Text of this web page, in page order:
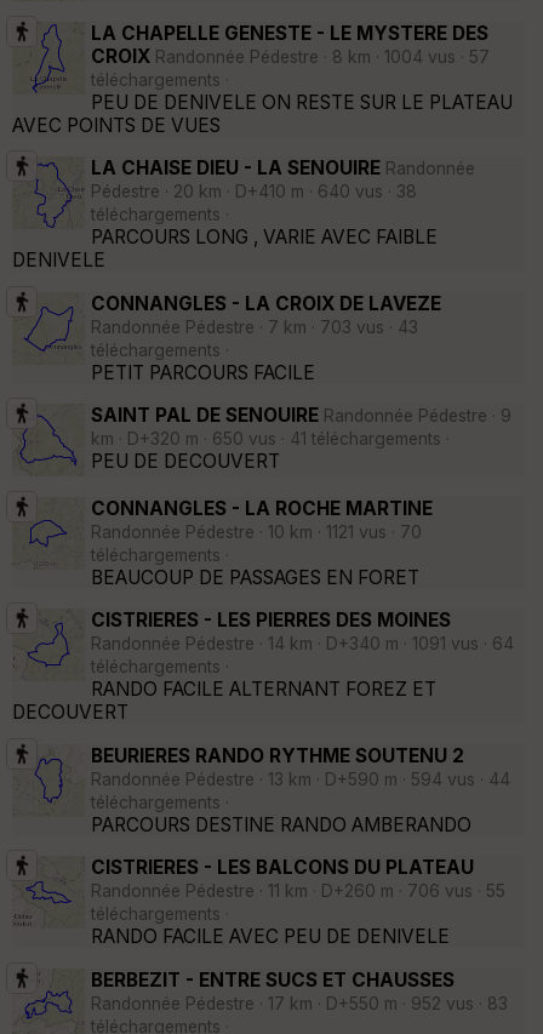
LA CHAPELLE GENESTE - LE MYSTERE DES
CROIX Randonnée Pédestre · 8 km · 1004 vus · 57
téléchargements ·
PEU DE DENIVELE ON RESTE SUR LE PLATEAU
AVEC POINTS DE VUES
LA CHAISE DIEU - LA SENOUIRE Randonnée
Pédestre · 20 km · D+410 m · 640 vus · 38
téléchargements ·
PARCOURS LONG , VARIE AVEC FAIBLE
DENIVELE
CONNANGLES - LA CROIX DE LAVEZE
Randonnée Pédestre · 7 km · 703 vus · 43
téléchargements ·
PETIT PARCOURS FACILE
SAINT PAL DE SENOUIRE Randonnée Pédestre · 9
km · D+320 m · 650 vus · 41 téléchargements ·
PEU DE DECOUVERT
CONNANGLES - LA ROCHE MARTINE
Randonnée Pédestre · 10 km · 1121 vus · 70
téléchargements ·
BEAUCOUP DE PASSAGES EN FORET
CISTRIERES - LES PIERRES DES MOINES
Randonnée Pédestre · 14 km · D+340 m · 1091 vus · 64
téléchargements ·
RANDO FACILE ALTERNANT FOREZ ET
DECOUVERT
BEURIERES RANDO RYTHME SOUTENU 2
Randonnée Pédestre · 13 km · D+590 m · 594 vus · 44
téléchargements ·
PARCOURS DESTINE RANDO AMBERANDO
CISTRIERES - LES BALCONS DU PLATEAU
Randonnée Pédestre · 11 km · D+260 m · 706 vus · 55
téléchargements ·
RANDO FACILE AVEC PEU DE DENIVELE
BERBEZIT - ENTRE SUCS ET CHAUSSES
Randonnée Pédestre · 17 km · D+550 m · 952 vus · 83
téléchargements ·